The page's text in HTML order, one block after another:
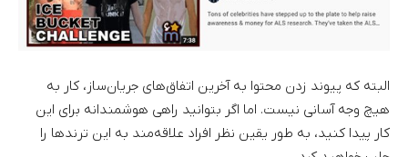
البته که پیوند زدن محتوا به آخرین اتفاق‌های جریان‌ساز، کار به
هیچ وجه آسانی نیست. اما اگر بتوانید راهی هوشمندانه برای این
کار پیدا کنید، به طور یقین نظر افراد علاقه‌مند به این ترندها را